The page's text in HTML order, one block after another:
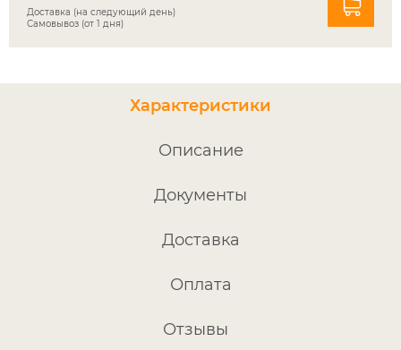
Доставка (на следующий день)
Самовывоз (от 1 дня)
Характеристики
Описание
Документы
Доставка
Оплата
Отзывы